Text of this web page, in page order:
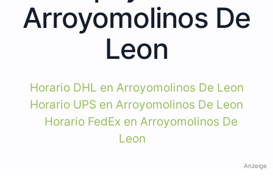
Arroyomolinos De
Leon
Horario DHL en Arroyomolinos De Leon
Horario UPS en Arroyomolinos De Leon
Horario FedEx en Arroyomolinos De
Leon
Anzeige